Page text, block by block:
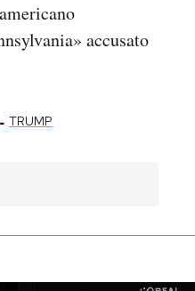
accusato
- TRUMP